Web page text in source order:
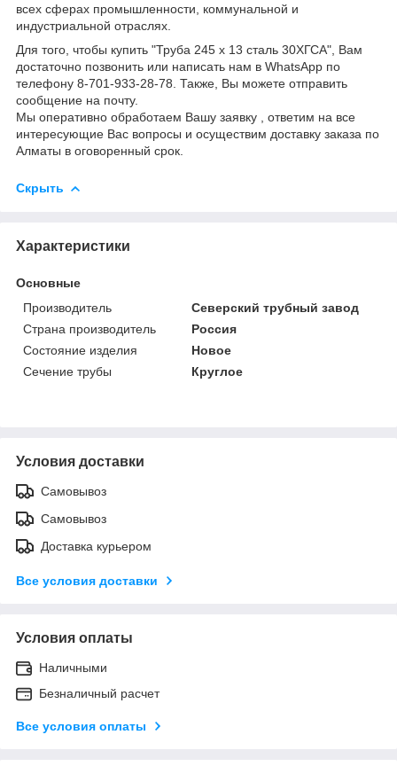
всех сферах промышленности, коммунальной и
индустриальной отраслях.
Для того, чтобы купить "Труба 245 х 13 сталь 30ХГСА", Вам
достаточно позвонить или написать нам в WhatsApp по
телефону 8-701-933-28-78. Также, Вы можете отправить
сообщение на почту.
Мы оперативно обработаем Вашу заявку , ответим на все
интересующие Вас вопросы и осуществим доставку заказа по
Алматы в оговоренный срок.
Скрыть
Характеристики
Основные
Производитель
Северский трубный завод
Страна производитель
Россия
Состояние изделия
Новое
Сечение трубы
Круглое
Условия доставки
Самовывоз
Самовывоз
Доставка курьером
Все условия доставки
Условия оплаты
Наличными
Безналичный расчет
Все условия оплаты